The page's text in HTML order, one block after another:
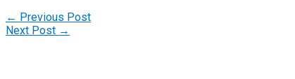
← Previous Post
Next Post →